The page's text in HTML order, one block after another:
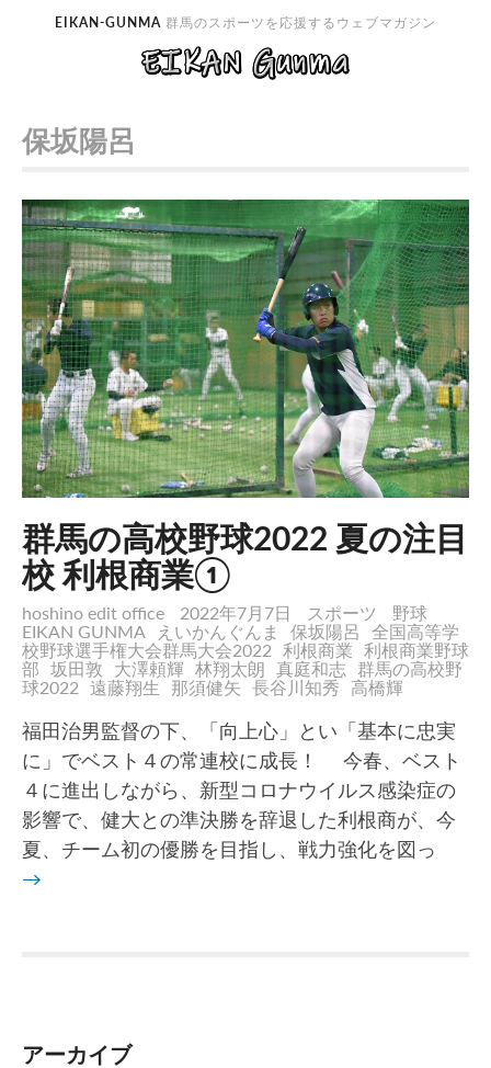
EIKAN-GUNMA 群馬のスポーツを応援するウェブマガジン
保坂陽呂
群馬の高校野球2022 夏の注目
校 利根商業①
hoshino edit office 2022年7月7日 スポーツ
野球
EIKAN GUNMA
えいかんぐんま 保坂陽呂
全国高等学
校野球選手権大会群馬大会2022 利根商業 利根商業野球
部 坂田敦 大澤頼輝 林翔太朗 真庭和志 群馬の高校野
球2022 遠藤翔生 那須健矢 長谷川知秀 高橋輝
福田治男監督の下、「向上心」とい「基本に忠実
に」でベスト４の常連校に成長！ 今春、ベスト
４に進出しながら、新型コロナウイルス感染症の
影響で、健大との準決勝を辞退した利根商が、今
夏、チーム初の優勝を目指し、戦力強化を図っ
→
アーカイブ